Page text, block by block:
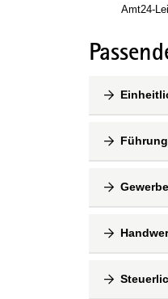
Amt24-